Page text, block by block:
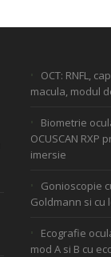
OCT: RNFL,
macula, modul
Biometrie
OCUSCAN RXP
imersie
Gonioscopie
Goldmann si cu
Ecografie
mod A si B cu